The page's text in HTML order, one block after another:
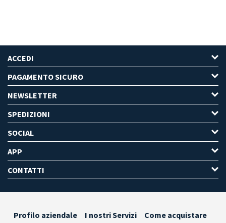
ACCEDI
PAGAMENTO SICURO
NEWSLETTER
SPEDIZIONI
SOCIAL
APP
CONTATTI
Profilo aziendale I nostri Servizi Come acquistare